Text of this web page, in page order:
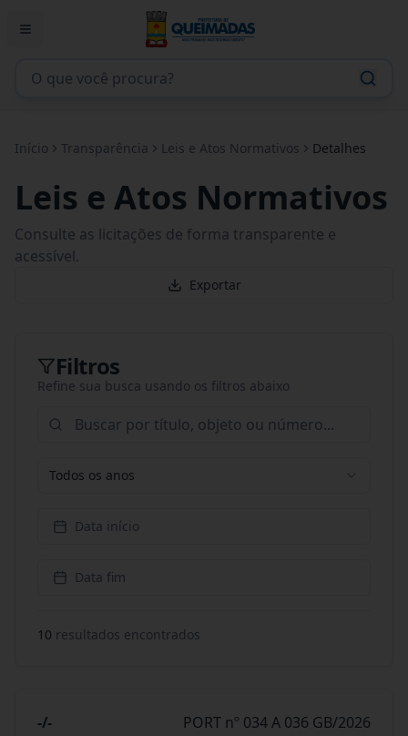
Início Transparência Leis e Atos Normativos Detalhes
Leis e Atos Normativos
Consulte as licitações de forma transparente e
acessível.
Exportar
Filtros
Refine sua busca usando os filtros abaixo
Todos os anos
Data início
Data fim
10 resultados encontrados
-/- PORT nº 034 A 036 GB/2026